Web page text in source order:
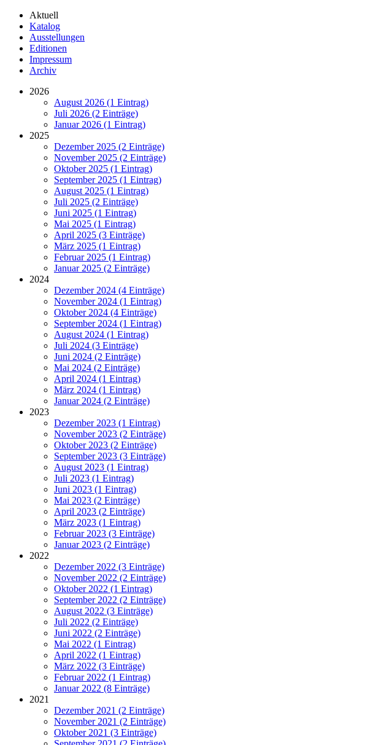
Aktuell
Katalog
Ausstellungen
Editionen
Impressum
Archiv
2026
August 2026 (1 Eintrag)
Juli 2026 (2 Einträge)
Januar 2026 (1 Eintrag)
2025
Dezember 2025 (2 Einträge)
November 2025 (2 Einträge)
Oktober 2025 (1 Eintrag)
September 2025 (1 Eintrag)
August 2025 (1 Eintrag)
Juli 2025 (2 Einträge)
Juni 2025 (1 Eintrag)
Mai 2025 (1 Eintrag)
April 2025 (3 Einträge)
März 2025 (1 Eintrag)
Februar 2025 (1 Eintrag)
Januar 2025 (2 Einträge)
2024
Dezember 2024 (4 Einträge)
November 2024 (1 Eintrag)
Oktober 2024 (4 Einträge)
September 2024 (1 Eintrag)
August 2024 (1 Eintrag)
Juli 2024 (3 Einträge)
Juni 2024 (2 Einträge)
Mai 2024 (2 Einträge)
April 2024 (1 Eintrag)
März 2024 (1 Eintrag)
Januar 2024 (2 Einträge)
2023
Dezember 2023 (1 Eintrag)
November 2023 (2 Einträge)
Oktober 2023 (2 Einträge)
September 2023 (3 Einträge)
August 2023 (1 Eintrag)
Juli 2023 (1 Eintrag)
Juni 2023 (1 Eintrag)
Mai 2023 (2 Einträge)
April 2023 (2 Einträge)
März 2023 (1 Eintrag)
Februar 2023 (3 Einträge)
Januar 2023 (2 Einträge)
2022
Dezember 2022 (3 Einträge)
November 2022 (2 Einträge)
Oktober 2022 (1 Eintrag)
September 2022 (2 Einträge)
August 2022 (3 Einträge)
Juli 2022 (2 Einträge)
Juni 2022 (2 Einträge)
Mai 2022 (1 Eintrag)
April 2022 (1 Eintrag)
März 2022 (3 Einträge)
Februar 2022 (1 Eintrag)
Januar 2022 (8 Einträge)
2021
Dezember 2021 (2 Einträge)
November 2021 (2 Einträge)
Oktober 2021 (3 Einträge)